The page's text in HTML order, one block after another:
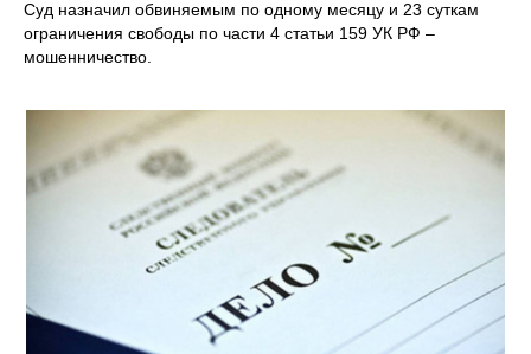
Суд назначил обвиняемым по одному месяцу и 23 суткам
ограничения свободы по части 4 статьи 159 УК РФ –
мошенничество.